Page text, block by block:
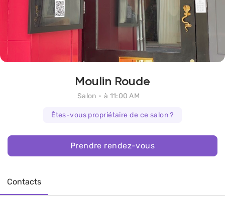
Moulin Roude
Salon à 11:00 AM
Êtes-vous propriétaire de ce salon ?
Prendre rendez-vous
Contacts